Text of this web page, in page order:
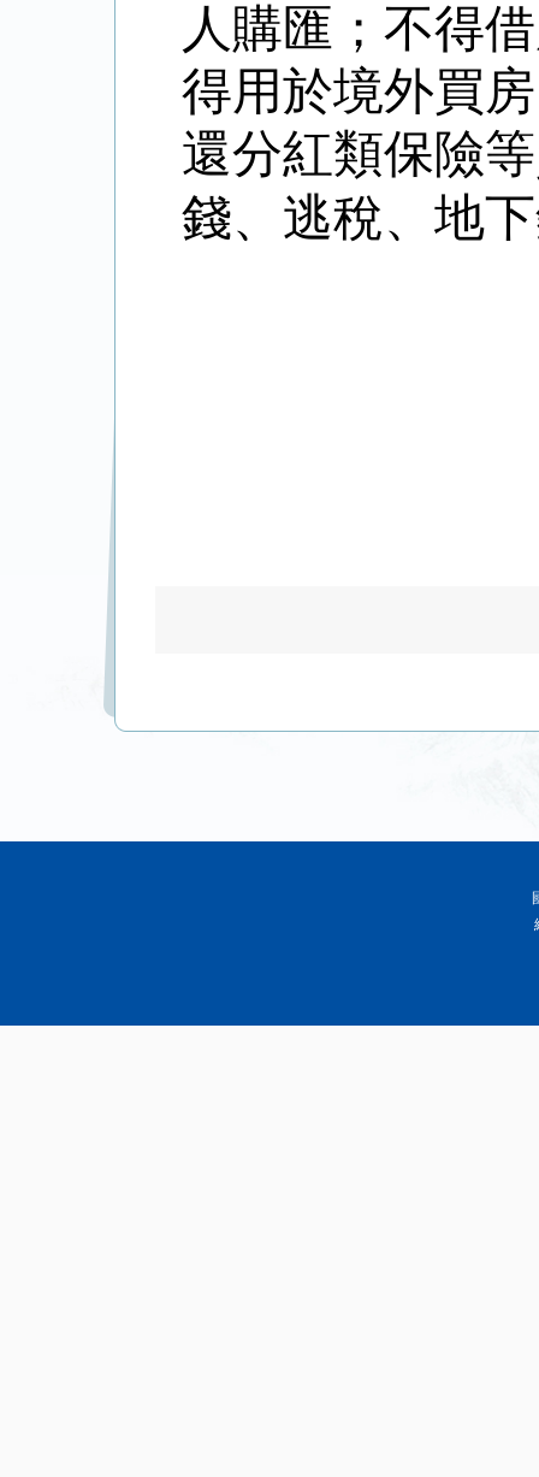
人購匯；不得
得用於境外買
還分紅類保險
錢、逃稅、地